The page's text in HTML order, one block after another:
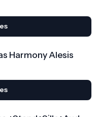
Harmony Alesis